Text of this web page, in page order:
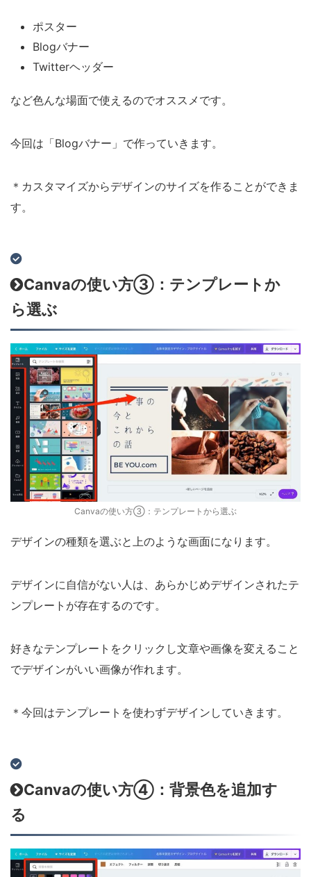
ポスター
Blogバナー
Twitterヘッダー
など色んな場面で使えるのでオススメです。
今回は「Blogバナー」で作っていきます。
＊カスタマイズからデザインのサイズを作ることができま
す。
Canvaの使い方③：テンプレートか
ら選ぶ
Canvaの使い方③：テンプレートから選ぶ
デザインの種類を選ぶと上のような画面になります。
デザインに自信がない人は、あらかじめデザインされたテ
ンプレートが存在するのです。
好きなテンプレートをクリックし文章や画像を変えること
でデザインがいい画像が作れます。
＊今回はテンプレートを使わずデザインしていきます。
Canvaの使い方④：背景色を追加す
る